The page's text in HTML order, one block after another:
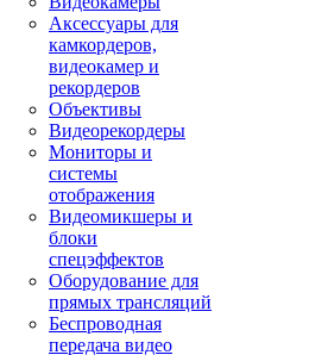
Аксессуары для
камкордеров,
видеокамер и
рекордеров
Объективы
Видеорекордеры
Мониторы и
системы
отображения
Видеомикшеры и
блоки
спецэффектов
Оборудование для
прямых трансляций
Беспроводная
передача видео